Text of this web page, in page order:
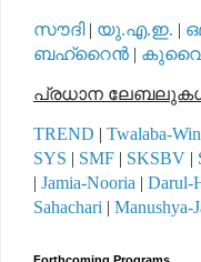
സൗദി| യു.എ.ഇ. |
ബഹ്റൈന്‍ |
പ്രധാന
TREND | Twalaba-
SYS | SMF | SKSBV |
| Jamia-Nooria | Darul-
Sahachari | Manushya-